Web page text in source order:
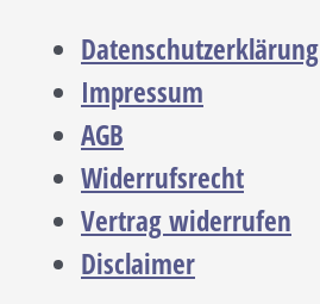
Datenschutzerklärung
Impressum
AGB
Widerrufsrecht
Vertrag widerrufen
Disclaimer